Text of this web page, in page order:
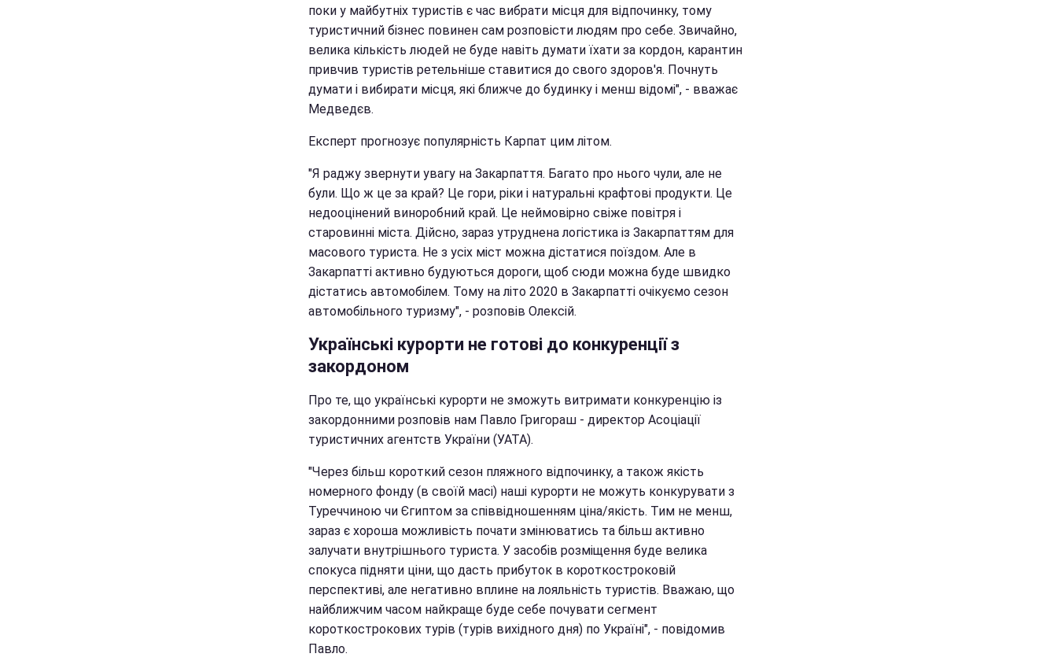
поки у майбутніх туристів є час вибрати місця для відпочинку, тому
туристичний бізнес повинен сам розповісти людям про себе. Звичайно,
велика кількість людей не буде навіть думати їхати за кордон, карантин
привчив туристів ретельніше ставитися до свого здоров'я. Почнуть
думати і вибирати місця, які ближче до будинку і менш відомі", - вважає
Медведєв.
Експерт прогнозує популярність Карпат цим літом.
"Я раджу звернути увагу на Закарпаття. Багато про нього чули, але не
були. Що ж це за край? Це гори, ріки і натуральні крафтові продукти. Це
недооцінений виноробний край. Це неймовірно свіже повітря і
старовинні міста. Дійсно, зараз утруднена логістика із Закарпаттям для
масового туриста. Не з усіх міст можна дістатися поїздом. Але в
Закарпатті активно будуються дороги, щоб сюди можна буде швидко
дістатись автомобілем. Тому на літо 2020 в Закарпатті очікуємо сезон
автомобільного туризму", - розповів Олексій.
Українські курорти не готові до конкуренції з
закордоном
Про те, що українські курорти не зможуть витримати конкуренцію із
закордонними розповів нам Павло Григораш - директор Асоціації
туристичних агентств України (УАТА).
"Через більш короткий сезон пляжного відпочинку, а також якість
номерного фонду (в своїй масі) наші курорти не можуть конкурувати з
Туреччиною чи Єгиптом за співвідношенням ціна/якість. Тим не менш,
зараз є хороша можливість почати змінюватись та більш активно
залучати внутрішнього туриста. У засобів розміщення буде велика
спокуса підняти ціни, що дасть прибуток в короткостроковій
перспективі, але негативно вплине на лояльність туристів. Вважаю, що
найближчим часом найкраще буде себе почувати сегмент
короткострокових турів (турів вихідного дня) по Україні", - повідомив
Павло.